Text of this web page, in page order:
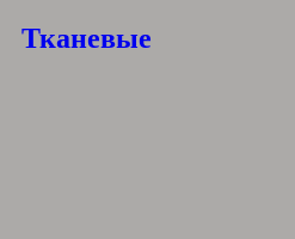
Тканевые